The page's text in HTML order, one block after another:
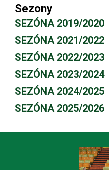
Sezony
SEZÓNA 2019/2020
SEZÓNA 2021/2022
SEZÓNA 2022/2023
SEZÓNA 2023/2024
SEZÓNA 2024/2025
SEZÓNA 2025/2026